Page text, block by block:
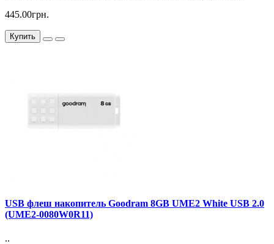
445.00грн.
Купить
USB флеш накопитель Goodram 8GB UME2 White USB 2.0
(UME2-0080W0R11)
..